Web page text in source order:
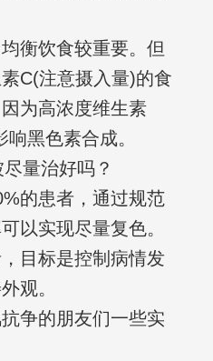
衡饮食较重要。但
C(注意摄入量)的食
为高浓度维生素
黑色素合成。
量治好吗？
的患者，通过规范
以实现尽量复色。
目标是控制病情发
观。
争的朋友们一些实